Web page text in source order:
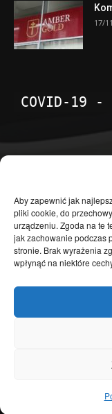
Aby zapewnić jak
pliki cookie, do
urządzeniu. Zgoda na te
jak zachowanie podczas
stronie. Brak wyrażenia
wpłynąć na niektóre
17/
COVID-19 -
Temat dnia
Publicystyka
Polityka
Polska
Społeczeństwo